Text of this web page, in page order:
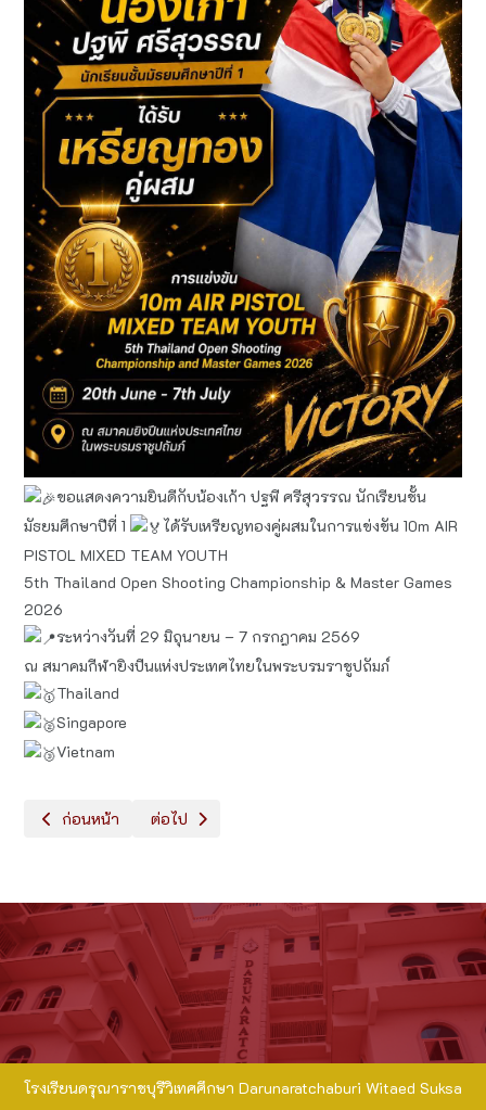
ขอแสดงความยินดีกับน้องเก้า ปฐพี ศรีสุวรรณ นักเรียนชั้น
มัธยมศึกษาปีที่ 1
ได้รับเหรียญทองคู่ผสมในการแข่งขัน 10m AIR
PISTOL MIXED TEAM YOUTH
5th Thailand Open Shooting Championship & Master Games
2026
ระหว่างวันที่ 29 มิถุนายน – 7 กรกฎาคม 2569
ณ สมาคมกีฬายิงปืนแห่งประเทศไทยในพระบรมราชูปถัมภ์
Thailand
Singapore
Vietnam
เนื้อหาก่อนหน้า: นักเรียนที่ได้รับรางวัลจาก กิจกรรมวันสุนทรภู่และวั
ก่อนหน้า เนื้อหาถัดไป: รางวัล: ชนะเลิศอันดับ 1 (Bee1
ต่อไป
โรงเรียนดรุณาราชบุรีวิเทศศึกษา Darunaratchaburi Witaed Suksa